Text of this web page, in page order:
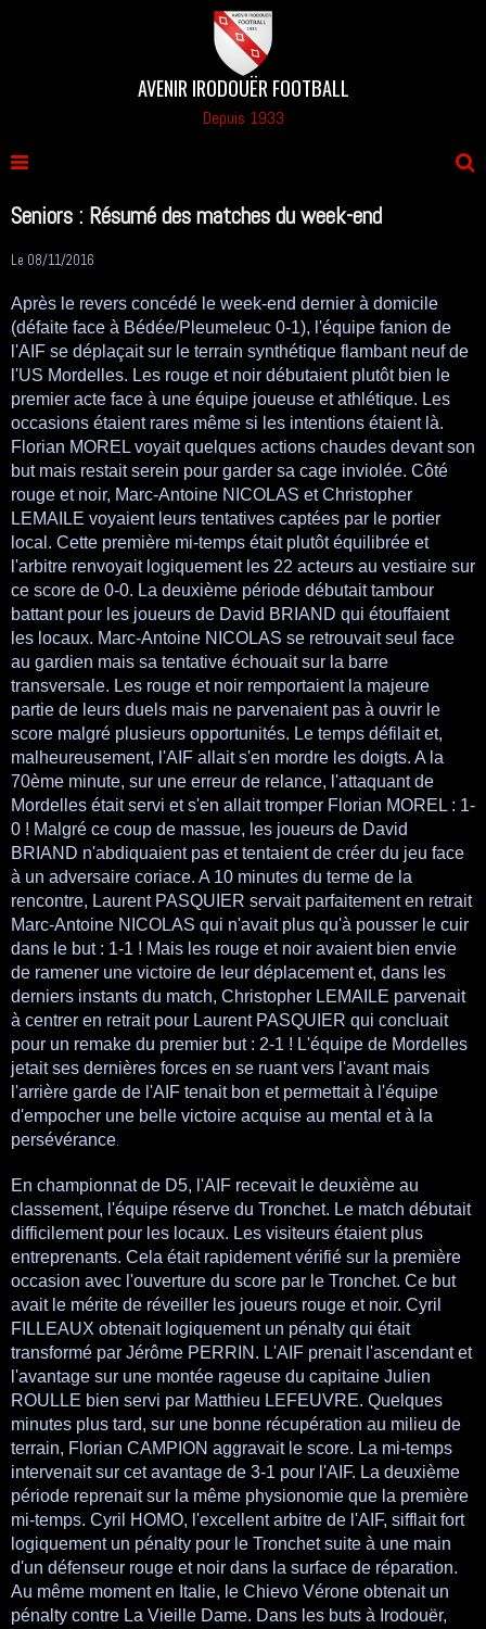
AVENIR IRODOUËR FOOTBALL
Depuis 1933
Seniors : Résumé des matches du week-end
Le 08/11/2016
Après le revers concédé le week-end dernier à domicile
(défaite face à Bédée/Pleumeleuc 0-1), l'équipe fanion de
l'AIF se déplaçait sur le terrain synthétique flambant neuf de
l'US Mordelles. Les rouge et noir débutaient plutôt bien le
premier acte face à une équipe joueuse et athlétique. Les
occasions étaient rares même si les intentions étaient là.
Florian MOREL voyait quelques actions chaudes devant son
but mais restait serein pour garder sa cage inviolée. Côté
rouge et noir, Marc-Antoine NICOLAS et Christopher
LEMAILE voyaient leurs tentatives captées par le portier
local. Cette première mi-temps était plutôt équilibrée et
l'arbitre renvoyait logiquement les 22 acteurs au vestiaire sur
ce score de 0-0. La deuxième période débutait tambour
battant pour les joueurs de David BRIAND qui étouffaient
les locaux. Marc-Antoine NICOLAS se retrouvait seul face
au gardien mais sa tentative échouait sur la barre
transversale. Les rouge et noir remportaient la majeure
partie de leurs duels mais ne parvenaient pas à ouvrir le
score malgré plusieurs opportunités. Le temps défilait et,
malheureusement, l'AIF allait s'en mordre les doigts. A la
70ème minute, sur une erreur de relance, l'attaquant de
Mordelles était servi et s'en allait tromper Florian MOREL : 1-
0 ! Malgré ce coup de massue, les joueurs de David
BRIAND n'abdiquaient pas et tentaient de créer du jeu face
à un adversaire coriace. A 10 minutes du terme de la
rencontre, Laurent PASQUIER servait parfaitement en retrait
Marc-Antoine NICOLAS qui n'avait plus qu'à pousser le cuir
dans le but : 1-1 ! Mais les rouge et noir avaient bien envie
de ramener une victoire de leur déplacement et, dans les
derniers instants du match, Christopher LEMAILE parvenait
à centrer en retrait pour Laurent PASQUIER qui concluait
pour un remake du premier but : 2-1 ! L'équipe de Mordelles
jetait ses dernières forces en se ruant vers l'avant mais
l'arrière garde de l'AIF tenait bon et permettait à l'équipe
d'empocher une belle victoire acquise au mental et à la
persévérance.
En championnat de D5, l'AIF recevait le deuxième au
classement, l'équipe réserve du Tronchet. Le match débutait
difficilement pour les locaux. Les visiteurs étaient plus
entreprenants. Cela était rapidement vérifié sur la première
occasion avec l'ouverture du score par le Tronchet. Ce but
avait le mérite de réveiller les joueurs rouge et noir. Cyril
FILLEAUX obtenait logiquement un pénalty qui était
transformé par Jérôme PERRIN. L'AIF prenait l'ascendant et
l'avantage sur une montée rageuse du capitaine Julien
ROULLE bien servi par Matthieu LEFEUVRE. Quelques
minutes plus tard, sur une bonne récupération au milieu de
terrain, Florian CAMPION aggravait le score. La mi-temps
intervenait sur cet avantage de 3-1 pour l'AIF. La deuxième
période reprenait sur la même physionomie que la première
mi-temps. Cyril HOMO, l'excellent arbitre de l'AIF, sifflait fort
logiquement un pénalty pour le Tronchet suite à une main
d'un défenseur rouge et noir dans la surface de réparation.
Au même moment en Italie, le Chievo Vérone obtenait un
pénalty contre La Vieille Dame. Dans les buts à Irodouër,